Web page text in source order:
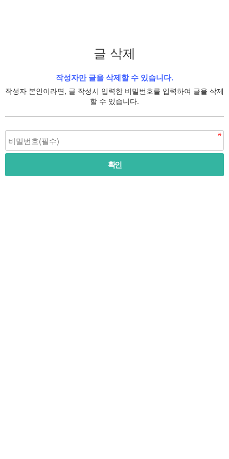
글 삭제
작성자만 글을 삭제할 수 있습니다.
작성자 본인이라면, 글 작성시 입력한 비밀번호를 입력하여 글을 삭제
할 수 있습니다.